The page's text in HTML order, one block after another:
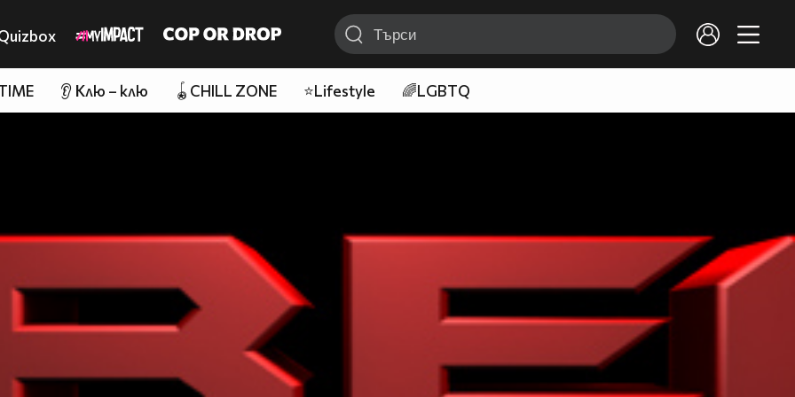
👂 Клю – клю 🪀CHILL ZONE ⭐Lifestyle 🌈LGBTQ